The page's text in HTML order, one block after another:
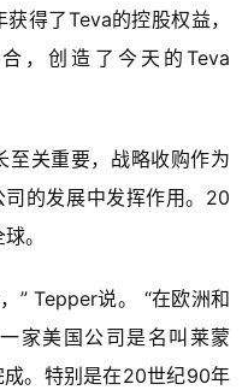
得了Teva的控股权益，
，创造了今天的Teva
至关重要，战略收购作为
的发展中发挥作用。20
。
” Tepper说。 “在欧洲和
家美国公司是名叫莱蒙
。特别是在20世纪90年